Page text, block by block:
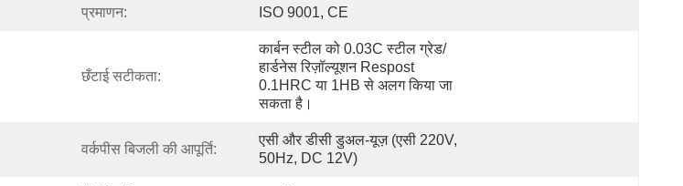
प्रमाणन: ISO 9001, CE
छँटाई सटीकता:
कार्बन स्टील को 0.03C स्टील ग्रेड/
हार्डनेस रिज़ॉल्यूशन Respost
0.1HRC या 1HB से अलग किया जा
सकता है।
वर्कपीस बिजली की आपूर्ति:
एसी और डीसी डुअल-यूज़ (एसी 220V,
50Hz, DC 12V)